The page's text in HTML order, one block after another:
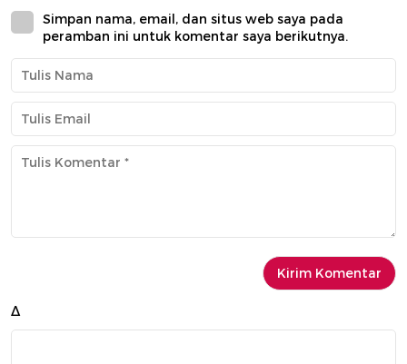
Simpan nama, email, dan situs web saya pada
peramban ini untuk komentar saya berikutnya.
Δ